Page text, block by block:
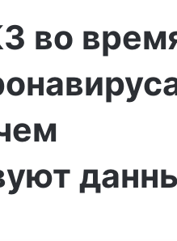
во